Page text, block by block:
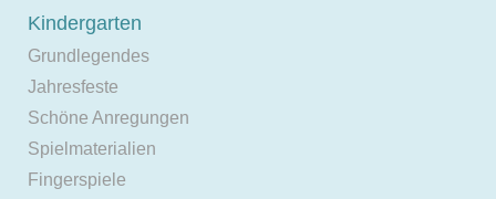
Kindergarten
Grundlegendes
Jahresfeste
Schöne Anregungen
Spielmaterialien
Fingerspiele